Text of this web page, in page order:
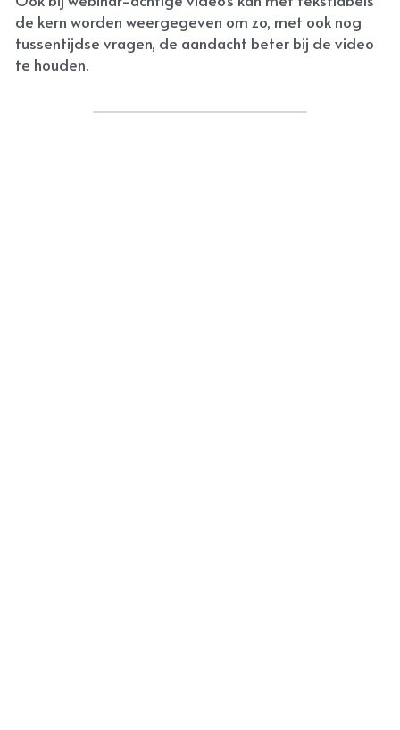
de kern worden weergegeven om zo, met ook nog
tussentijdse vragen, de aandacht beter bij de video
te houden.